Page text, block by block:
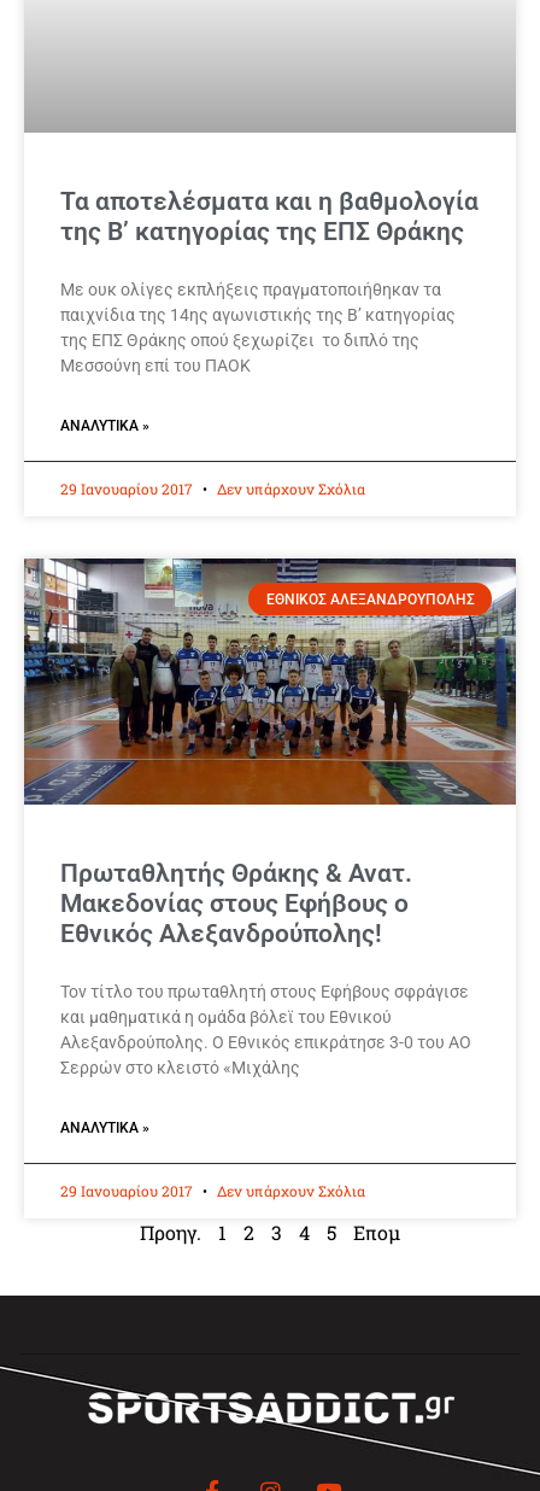
Τα αποτελέσματα και η βαθμολογία
της Β’ κατηγορίας της ΕΠΣ Θράκης
Με ουκ ολίγες εκπλήξεις πραγματοποιήθηκαν τα
παιχνίδια της 14ης αγωνιστικής της Β’ κατηγορίας
της ΕΠΣ Θράκης οπού ξεχωρίζει το διπλό της
Μεσσούνη επί του ΠΑΟΚ
ΑΝΑΛΥΤΙΚΆ »
29 Ιανουαρίου 2017 Δεν υπάρχουν Σχόλια
ΕΘΝΙΚΟΣ ΑΛΕΞΑΝΔΡΟΥΠΟΛΗΣ
Πρωταθλητής Θράκης & Ανατ.
Μακεδονίας στους Εφήβους ο
Εθνικός Αλεξανδρούπολης!
Τον τίτλο του πρωταθλητή στους Εφήβους σφράγισε
και μαθηματικά η ομάδα βόλεϊ του Εθνικού
Αλεξανδρούπολης. Ο Εθνικός επικράτησε 3-0 του ΑΟ
Σερρών στο κλειστό «Μιχάλης
ΑΝΑΛΥΤΙΚΆ »
29 Ιανουαρίου 2017 Δεν υπάρχουν Σχόλια
Προηγ. 1 2 3 4 5 Επομ